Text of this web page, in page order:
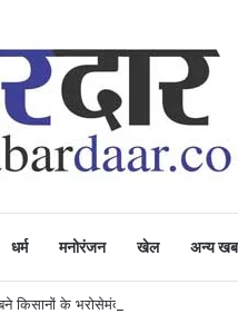
धर्म मनोरंजन खेल अन्य
किसानों के भरोसेमंद कृषि साथी…..